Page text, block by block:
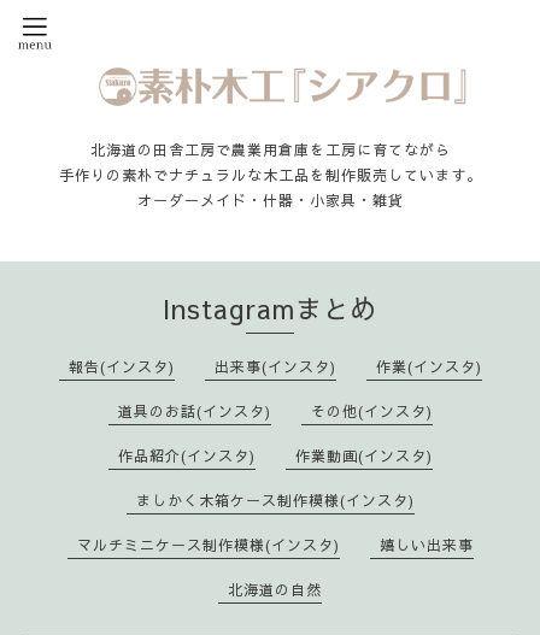
北海道の田舎工房で農業用倉庫を工房に育てながら
手作りの素朴でナチュラルな木工品を制作販売しています。
オーダーメイド・什器・小家具・雑貨
Instagramまとめ
報告(インスタ) 出来事(インスタ) 作業(インスタ)
道具のお話(インスタ) その他(インスタ)
作品紹介(インスタ) 作業動画(インスタ)
ましかく木箱ケース制作模様(インスタ)
マルチミニケース制作模様(インスタ) 嬉しい出来事
北海道の自然